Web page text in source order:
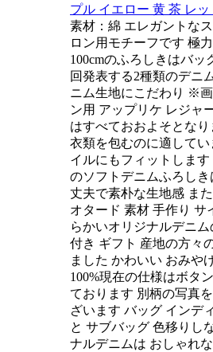
プル イエロー 黄 茶 レッ
素材：綿 エレガントな
ロン用モチーフです 極
100cmのふろしきはバ
回発表する2種類のデニ
ニム生地にこだわり ※
ン用 アップリケ レジャ
はすべておおよそとな
衣類を包むのに適して
イルにもフィットしま
のソフトデニムふろしき
丈夫で素朴な生地感 ま
オタード 素材 手作り サ
らかいオリジナルデニ
付き ギフト 産地の方々
ました かわいい おみや
100%現在の仕様はボタ
ております 別柄の写真
ざいます バッグ インデ
と サブバッグ 色移りし
ナルデニムは おしゃれ